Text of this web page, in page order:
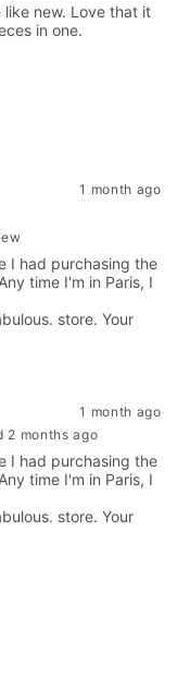
new. Love that it
in one.
1 month ago
I had purchasing the
time I'm in Paris, I
store. Your
1 month ago
2 months ago
I had purchasing the
time I'm in Paris, I
store. Your